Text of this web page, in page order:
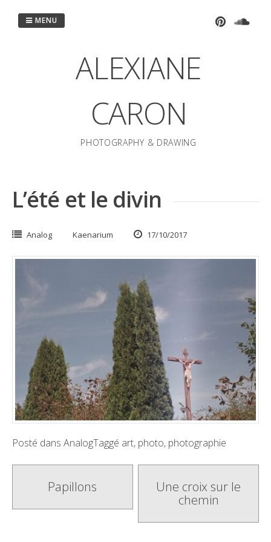
ALEXIANE
CARON
PHOTOGRAPHY & DRAWING
MENU
L’été et le divin
Analog Kaenarium 17/10/2017
Posté dans AnalogTaggé art, photo, photographie
Poste
navigation
Papillons
Une croix sur le
chemin